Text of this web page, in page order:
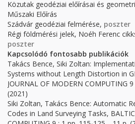
Közutak geodéziai előírásai és
Műszaki Előírás
Szádvár geodéziai felmérése, poszter
Régi földmérési jelek, Noéh Ferenc
poszter
Kapcsolódó fontosabb publikációk
Takács Bence, Siki Zoltan:
Systems without Length Distortion in
JOURNAL OF MODERN COMPUTING
(2021)
Siki Zoltan, Takács Bence: Automatic
Codes in Land Surveying Tasks,